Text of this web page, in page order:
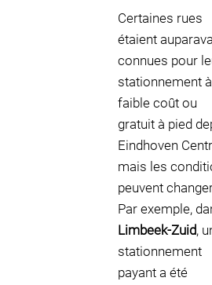
Certaines rues
étaient
connues pour
stationnement à
faible coût ou
gratuit à pied
Eindhoven
mais les
peuvent
Par exemple,
Limbeek-Zuid,
stationnement
payant a été